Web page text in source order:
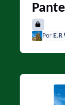
Por E.R